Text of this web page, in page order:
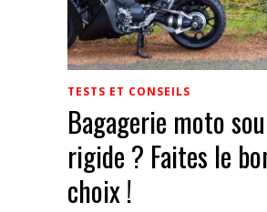
TESTS ET CONSEILS
Bagagerie moto
rigide ? Faites le
choix !